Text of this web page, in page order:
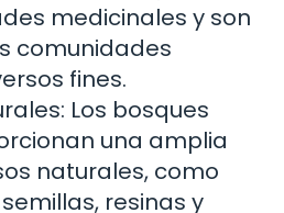
medicinales y son
comunidades
fines.
Los bosques
una amplia
naturales, como
resinas y